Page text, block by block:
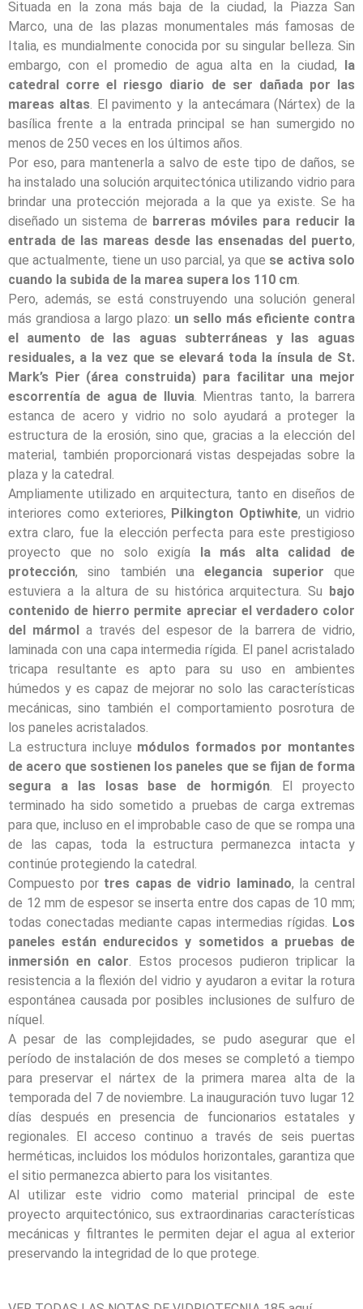
Situada en la zona más baja de la ciudad, la Piazza San
Marco, una de las plazas monumentales más famosas de
Italia, es mundialmente conocida por su singular belleza. Sin
embargo, con el promedio de agua alta en la ciudad, la
catedral corre el riesgo diario de ser dañada por las
mareas altas. El pavimento y la antecámara (Nártex) de la
basílica frente a la entrada principal se han sumergido no
menos de 250 veces en los últimos años.
Por eso, para mantenerla a salvo de este tipo de daños, se
ha instalado una solución arquitectónica utilizando vidrio para
brindar una protección mejorada a la que ya existe. Se ha
diseñado un sistema de barreras móviles para reducir la
entrada de las mareas desde las ensenadas del puerto,
que actualmente, tiene un uso parcial, ya que se activa solo
cuando la subida de la marea supera los 110 cm.
Pero, además, se está construyendo una solución general
más grandiosa a largo plazo: un sello más eficiente contra
el aumento de las aguas subterráneas y las aguas
residuales, a la vez que se elevará toda la ínsula de St.
Mark’s Pier (área construida) para facilitar una mejor
escorrentía de agua de lluvia. Mientras tanto, la barrera
estanca de acero y vidrio no solo ayudará a proteger la
estructura de la erosión, sino que, gracias a la elección del
material, también proporcionará vistas despejadas sobre la
plaza y la catedral.
Ampliamente utilizado en arquitectura, tanto en diseños de
interiores como exteriores, Pilkington Optiwhite, un vidrio
extra claro, fue la elección perfecta para este prestigioso
proyecto que no solo exigía la más alta calidad de
protección, sino también unaelegancia superior que
estuviera a la altura de su histórica arquitectura. Su bajo
contenido de hierro permite apreciar el verdadero color
del mármola través del espesor de la barrera de vidrio,
laminada con una capa intermedia rígida. El panel acristalado
tricapa resultante es apto para su uso en ambientes
húmedos y es capaz de mejorar no solo las características
mecánicas, sino también el comportamiento posrotura de
los paneles acristalados.
La estructura incluye módulos formados por montantes
de acero que sostienen los paneles que se fijan de forma
segura a las losas base de hormigón. El proyecto
terminado ha sido sometido a pruebas de carga extremas
para que, incluso en el improbable caso de que se rompa una
de las capas, toda la estructura permanezca intacta y
continúe protegiendo la catedral.
Compuesto por tres capas de vidrio laminado, la central
de 12 mm de espesor se inserta entre dos capas de 10 mm;
todas conectadas mediante capas intermedias rígidas. Los
paneles están endurecidos y sometidos a pruebas de
inmersión en calor. Estos procesos pudieron triplicar la
resistencia a la flexión del vidrio y ayudaron a evitar la rotura
espontánea causada por posibles inclusiones de sulfuro de
níquel.
A pesar de las complejidades, se pudo asegurar que el
período de instalación de dos meses se completó a tiempo
para preservar el nártex de la primera marea alta de la
temporada del 7 de noviembre. La inauguración tuvo lugar 12
días después en presencia de funcionarios estatales y
regionales. El acceso continuo a través de seis puertas
herméticas, incluidos los módulos horizontales, garantiza que
el sitio permanezca abierto para los visitantes.
Al utilizar este vidrio como material principal de este
proyecto arquitectónico, sus extraordinarias características
mecánicas y filtrantes le permiten dejar el agua al exterior
preservando la integridad de lo que protege.